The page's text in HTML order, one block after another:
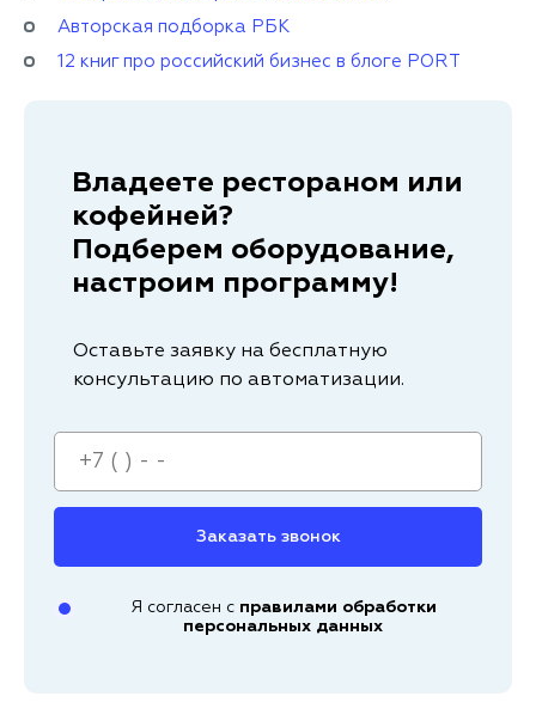
Авторская подборка РБК
12 книг про российский бизнес в блоге PORT
Владеете рестораном или
кофейней?
Подберем оборудование,
настроим программу!
Оставьте заявку на бесплатную
консультацию по автоматизации.
Заказать звонок
Я согласен с правилами обработки
персональных данных